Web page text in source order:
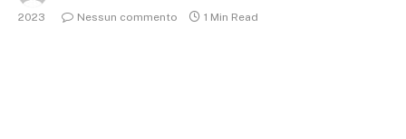
2023
Nessun commento 1 Min Read